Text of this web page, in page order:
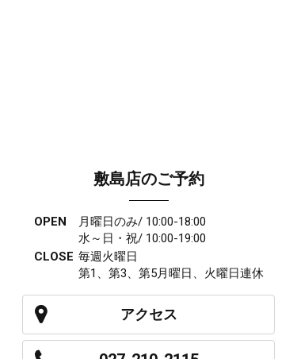
敷島店のご予約
OPEN
月曜日のみ/ 10:00-18:00
水～日・祝/ 10:00-19:00
CLOSE 毎週火曜日
第1、第3、第5月曜日、火曜日連休
アクセス